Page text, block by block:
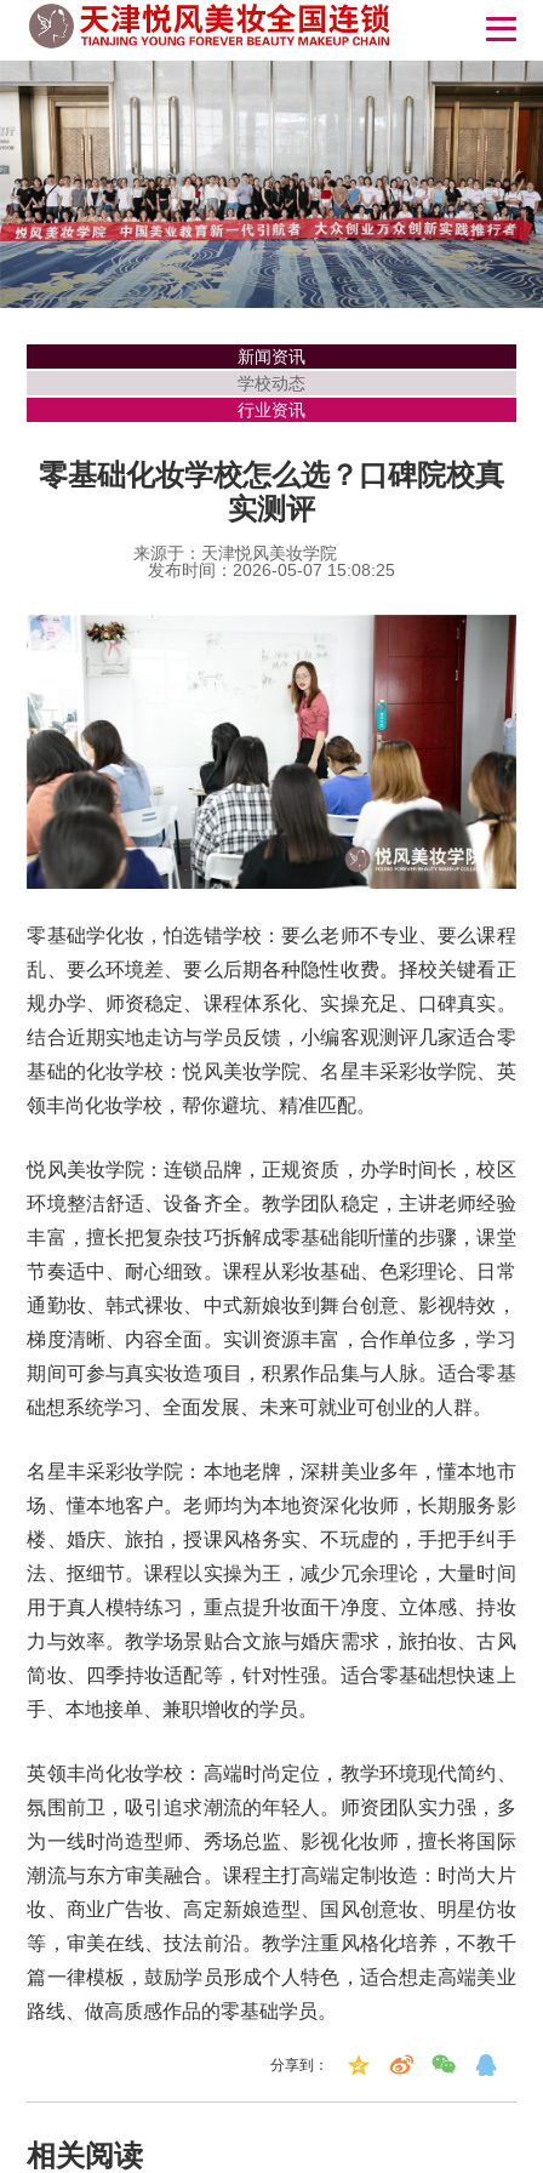
新闻资讯
学校动态
行业资讯
零基础化妆学校怎么选？口碑院校真
实测评
来源于：天津悦风美妆学院
发布时间：2026-05-07 15:08:25
零基础学化妆，怕选错学校：要么老师不专业、要么课程
乱、要么环境差、要么后期各种隐性收费。择校关键看正
规办学、师资稳定、课程体系化、实操充足、口碑真实。
结合近期实地走访与学员反馈，小编客观测评几家适合零
基础的化妆学校：悦风美妆学院、名星丰采彩妆学院、英
领丰尚化妆学校，帮你避坑、精准匹配。
悦风美妆学院：连锁品牌，正规资质，办学时间长，校区
环境整洁舒适、设备齐全。教学团队稳定，主讲老师经验
丰富，擅长把复杂技巧拆解成零基础能听懂的步骤，课堂
节奏适中、耐心细致。课程从彩妆基础、色彩理论、日常
通勤妆、韩式裸妆、中式新娘妆到舞台创意、影视特效，
梯度清晰、内容全面。实训资源丰富，合作单位多，学习
期间可参与真实妆造项目，积累作品集与人脉。适合零基
础想系统学习、全面发展、未来可就业可创业的人群。
名星丰采彩妆学院：本地老牌，深耕美业多年，懂本地市
场、懂本地客户。老师均为本地资深化妆师，长期服务影
楼、婚庆、旅拍，授课风格务实、不玩虚的，手把手纠手
法、抠细节。课程以实操为王，减少冗余理论，大量时间
用于真人模特练习，重点提升妆面干净度、立体感、持妆
力与效率。教学场景贴合文旅与婚庆需求，旅拍妆、古风
简妆、四季持妆适配等，针对性强。适合零基础想快速上
手、本地接单、兼职增收的学员。
英领丰尚化妆学校：高端时尚定位，教学环境现代简约、
氛围前卫，吸引追求潮流的年轻人。师资团队实力强，多
为一线时尚造型师、秀场总监、影视化妆师，擅长将国际
潮流与东方审美融合。课程主打高端定制妆造：时尚大片
妆、商业广告妆、高定新娘造型、国风创意妆、明星仿妆
等，审美在线、技法前沿。教学注重风格化培养，不教千
篇一律模板，鼓励学员形成个人特色，适合想走高端美业
路线、做高质感作品的零基础学员。
分享到：
相关阅读